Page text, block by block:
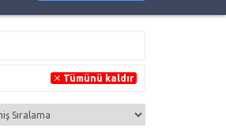
Tümünü kaldır